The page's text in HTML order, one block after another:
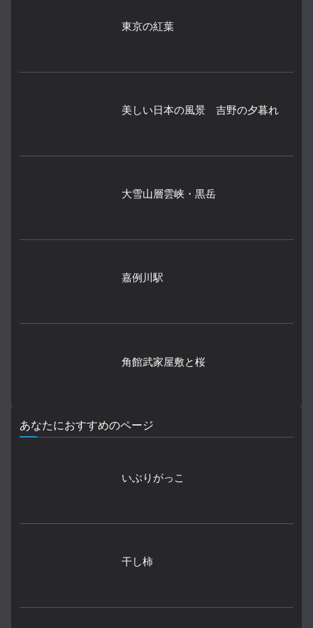
東京の紅葉
美しい日本の風景 吉野の夕暮れ
大雪山層雲峡・黒岳
嘉例川駅
角館武家屋敷と桜
あなたにおすすめのページ
いぶりがっこ
干し柿